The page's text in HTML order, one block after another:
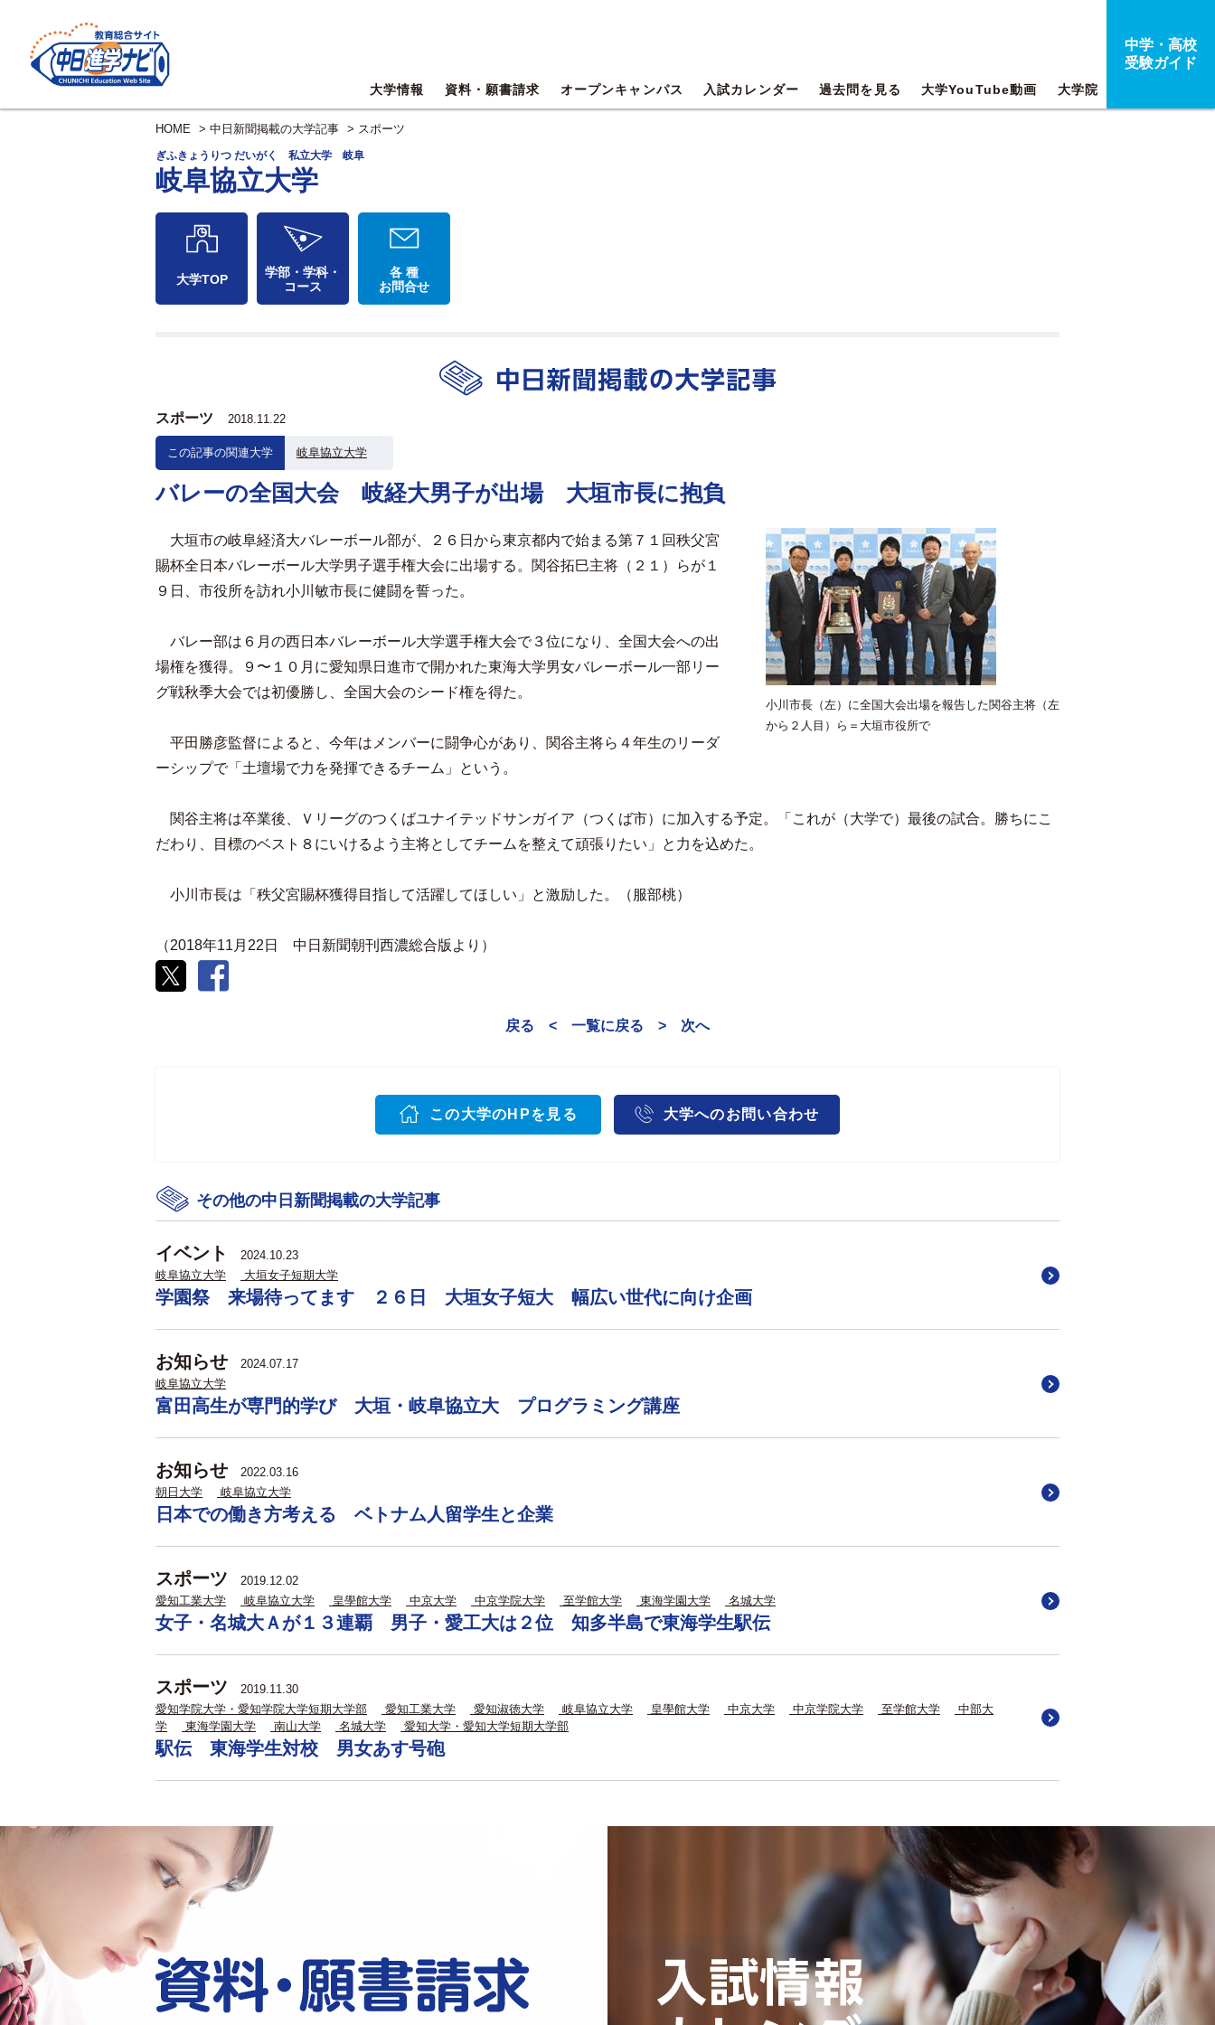
大学情報 資料・願書請求 オープンキャンパス 入試カレンダー 過去問を見る 大学YouTube動画 大学院
中学・高校
受験ガイド
HOME > 中日新聞掲載の大学記事 > スポーツ
ぎふきょうりつ だいがく 私立大学 岐阜
岐阜協立大学
大学TOP
学部・学科・
コース
各 種
お問合せ
スポーツ 2018.11.22
この記事の関連大学 岐阜協立大学
バレーの全国大会 岐経大男子が出場 大垣市長に抱負
小川市長（左）に全国大会出場を報告した関谷主将（左
から２人目）ら＝大垣市役所で
大垣市の岐阜経済大バレーボール部が、２６日から東京都内で始まる第７１回秩父宮
賜杯全日本バレーボール大学男子選手権大会に出場する。関谷拓巳主将（２１）らが１
９日、市役所を訪れ小川敏市長に健闘を誓った。
バレー部は６月の西日本バレーボール大学選手権大会で３位になり、全国大会への出
場権を獲得。９〜１０月に愛知県日進市で開かれた東海大学男女バレーボール一部リー
グ戦秋季大会では初優勝し、全国大会のシード権を得た。
平田勝彦監督によると、今年はメンバーに闘争心があり、関谷主将ら４年生のリーダ
ーシップで「土壇場で力を発揮できるチーム」という。
関谷主将は卒業後、Ｖリーグのつくばユナイテッドサンガイア（つくば市）に加入する予定。「これが（大学で）最後の試合。勝ちにこ
だわり、目標のベスト８にいけるよう主将としてチームを整えて頑張りたい」と力を込めた。
小川市長は「秩父宮賜杯獲得目指して活躍してほしい」と激励した。（服部桃）
（2018年11月22日 中日新聞朝刊西濃総合版より）
戻る < 一覧に戻る > 次へ
この大学のHPを見る 大学へのお問い合わせ
その他の中日新聞掲載の大学記事
イベント
2024.10.23
岐阜協立大学
大垣女子短期大学
学園祭 来場待ってます ２６日 大垣女子短大 幅広い世代に向け企画
お知らせ
2024.07.17
岐阜協立大学
富田高生が専門的学び 大垣・岐阜協立大 プログラミング講座
お知らせ
2022.03.16
朝日大学
岐阜協立大学
日本での働き方考える ベトナム人留学生と企業
スポーツ
2019.12.02
愛知工業大学
岐阜協立大学 皇學館大学 中京大学 中京学院大学 至学館大学 東海学園大学 名城大学
女子・名城大Ａが１３連覇 男子・愛工大は２位 知多半島で東海学生駅伝
スポーツ
2019.11.30
愛知学院大学・愛知学院大学短期大学部
愛知工業大学 愛知淑徳大学 岐阜協立大学 皇學館大学 中京大学 中京学院大学 至学館大学
中部大
学
東海学園大学 南山大学 名城大学 愛知大学・愛知大学短期大学部
駅伝 東海学生対校 男女あす号砲